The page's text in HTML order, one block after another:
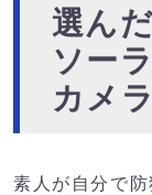
選ん
ソー
カメラ
素人が自分で